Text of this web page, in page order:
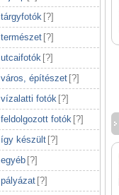
tárgyfotók [?]
természet [?]
utcaifotók [?]
város, építészet [?]
vízalatti fotók [?]
feldolgozott fotók [?]
így készült [?]
egyéb [?]
pályázat [?]